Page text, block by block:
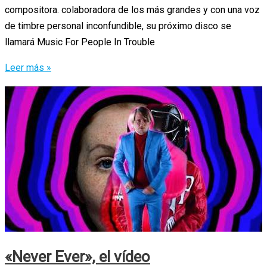
compositora. colaboradora de los más grandes y con una voz
de timbre personal inconfundible, su próximo disco se
llamará Music For People In Trouble
Ganazas
lo
nuevo
de
Susanne
Sundfør
Leer más »
«Never Ever», el vídeo